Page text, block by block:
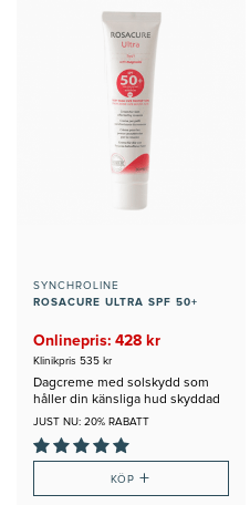
SYNCHROLINE
ROSACURE ULTRA SPF 50+
Onlinepris: 428 kr
Klinikpris 535 kr
Dagcreme med solskydd som
håller din känsliga hud skyddad
JUST NU: 20% RABATT
KÖP+